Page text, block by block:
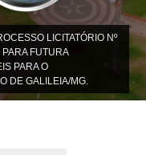
LICITATÓRIO Nº
FUTURA
PARA O
DE GALILEIA/MG.